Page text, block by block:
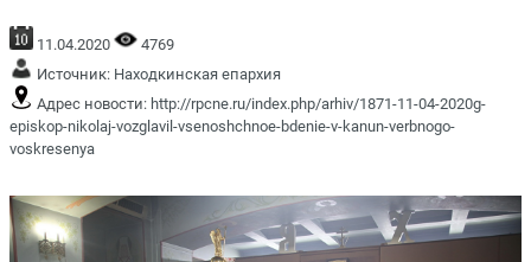
11.04.2020
4769
Источник: Находкинская епархия
Адрес новости: http://rpcne.ru/index.php/arhiv/1871-11-04-2020g-
episkop-nikolaj-vozglavil-vsenoshchnoe-bdenie-v-kanun-verbnogo-
voskresenya